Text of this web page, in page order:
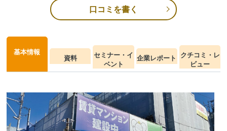
口コミを書く
基本情報
資料
セミナー・イ
ベント
企業レポート
クチコミ・レ
ビュー